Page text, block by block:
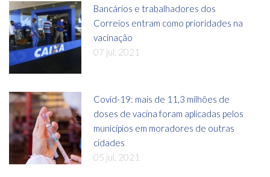
Bancários e trabalhadores dos
Correios entram como prioridades na
vacinação
07 jul, 2021
Covid-19: mais de 11,3 milhões de
doses de vacina foram aplicadas pelos
municípios em moradores de outras
cidades
05 jul, 2021